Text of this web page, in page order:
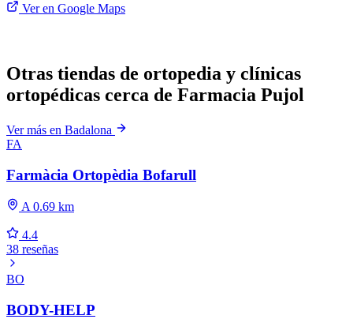
Ver en Google Maps
Otras tiendas de ortopedia y clínicas
ortopédicas cerca de Farmacia Pujol
Ver más en Badalona
FA
Farmàcia Ortopèdia Bofarull
A 0.69 km
4.4
38 reseñas
BO
BODY-HELP